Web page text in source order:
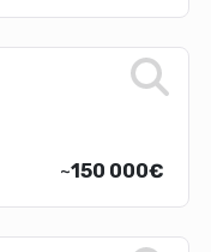
~150 000€